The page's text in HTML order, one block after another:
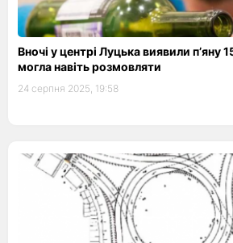
Вночі у центрі Луцька виявили п’яну
могла навіть розмовляти
24 серпня 2025, 19:58